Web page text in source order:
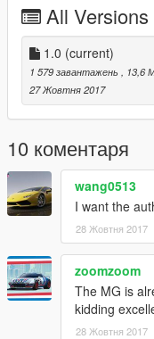
All Versions
1.0 (current)
1 579 завантажень
, 13,6
27 Жовтня 2017
10 коментаря
wang0513
I want the
28 Жовтня 2017
zoomzoom
The MG is
kidding
28 Жовтня 2017